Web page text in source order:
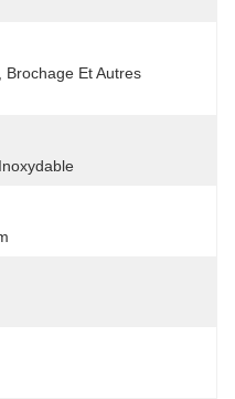
Brochage Et Autres